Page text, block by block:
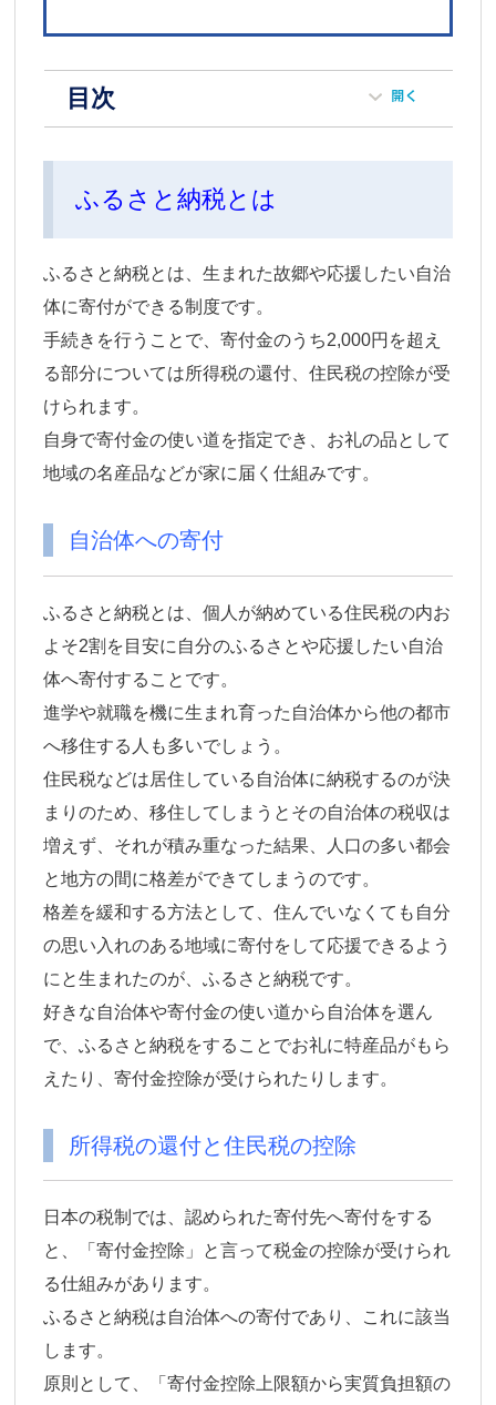
目次
ふるさと納税とは
ふるさと納税とは、生まれた故郷や応援したい自治
体に寄付ができる制度です。
手続きを行うことで、寄付金のうち2,000円を超え
る部分については所得税の還付、住民税の控除が受
けられます。
自身で寄付金の使い道を指定でき、お礼の品として
地域の名産品などが家に届く仕組みです。
自治体への寄付
ふるさと納税とは、個人が納めている住民税の内お
よそ2割を目安に自分のふるさとや応援したい自治
体へ寄付することです。
進学や就職を機に生まれ育った自治体から他の都市
へ移住する人も多いでしょう。
住民税などは居住している自治体に納税するのが決
まりのため、移住してしまうとその自治体の税収は
増えず、それが積み重なった結果、人口の多い都会
と地方の間に格差ができてしまうのです。
格差を緩和する方法として、住んでいなくても自分
の思い入れのある地域に寄付をして応援できるよう
にと生まれたのが、ふるさと納税です。
好きな自治体や寄付金の使い道から自治体を選ん
で、ふるさと納税をすることでお礼に特産品がもら
えたり、寄付金控除が受けられたりします。
所得税の還付と住民税の控除
日本の税制では、認められた寄付先へ寄付をする
と、「寄付金控除」と言って税金の控除が受けられ
る仕組みがあります。
ふるさと納税は自治体への寄付であり、これに該当
します。
原則として、「寄付金控除上限額から実質負担額の